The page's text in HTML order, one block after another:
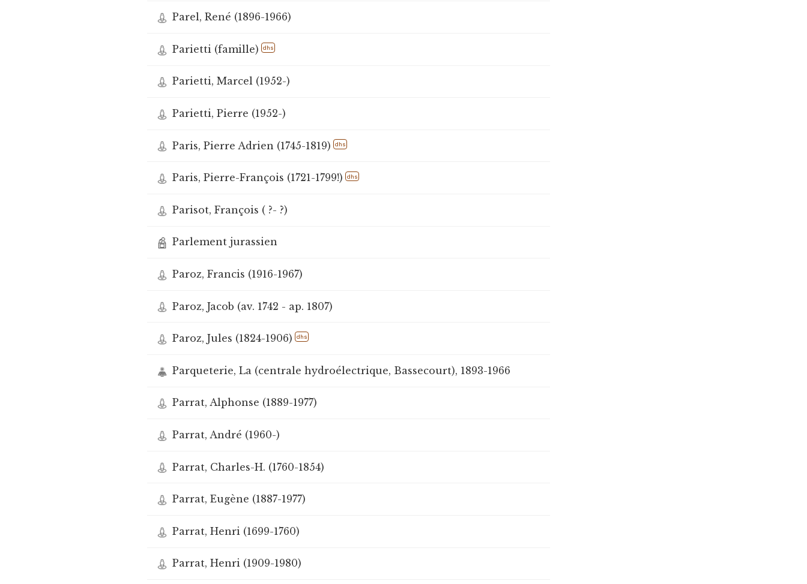
Parel, René (1896-1966)
Parietti (famille) dhs
Parietti, Marcel (1952-)
Parietti, Pierre (1952-)
Paris, Pierre Adrien (1745-1819) dhs
Paris, Pierre-François (1721-1799!) dhs
Parisot, François ( ?- ?)
Parlement jurassien
Paroz, Francis (1916-1967)
Paroz, Jacob (av. 1742 - ap. 1807)
Paroz, Jules (1824-1906) dhs
Parqueterie, La (centrale hydroélectrique, Bassecourt), 1893-1966
Parrat, Alphonse (1889-1977)
Parrat, André (1960-)
Parrat, Charles-H. (1760-1854)
Parrat, Eugène (1887-1977)
Parrat, Henri (1699-1760)
Parrat, Henri (1909-1980)